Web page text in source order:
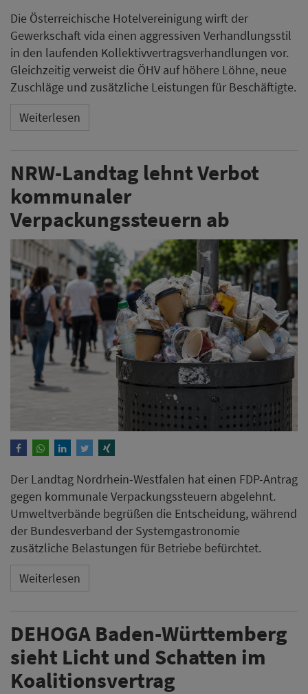
Die Österreichische Hotelvereinigung wirft der
Gewerkschaft vida einen aggressiven Verhandlungsstil
in den laufenden Kollektivvertragsverhandlungen vor.
Gleichzeitig verweist die ÖHV auf höhere Löhne, neue
Zuschläge und zusätzliche Leistungen für Beschäftigte.
Weiterlesen
NRW-Landtag lehnt Verbot
kommunaler
Verpackungssteuern ab
Der Landtag Nordrhein-Westfalen hat einen FDP-Antrag
gegen kommunale Verpackungssteuern abgelehnt.
Umweltverbände begrüßen die Entscheidung, während
der Bundesverband der Systemgastronomie
zusätzliche Belastungen für Betriebe befürchtet.
Weiterlesen
DEHOGA Baden-Württemberg
sieht Licht und Schatten im
Koalitionsvertrag